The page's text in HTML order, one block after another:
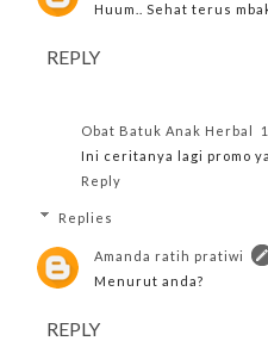
Huum.. Sehat terus
REPLY
Obat Batuk Anak Herbal
Ini ceritanya lagi promo
Reply
Replies
Amanda ratih pratiwi
Menurut anda?
REPLY